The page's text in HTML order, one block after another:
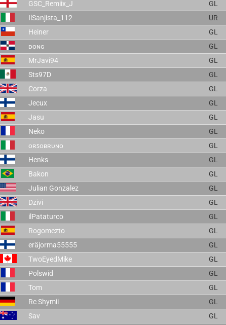
GSC_Remiix_J GL
IlSanjista_112 UR
Heiner GL
ᴅᴏɴɢ GL
MrJavi94 GL
Sts97D GL
Corza GL
Jecux GL
Jasu GL
Neko GL
ᴏʀꜱᴏʙʀᴜɴᴏ GL
Henks GL
Bakon GL
Julian Gonzalez GL
Dzivi GL
ilPataturco GL
Rogomezto GL
eräjorma55555 GL
TwoEyedMike GL
Polswid GL
Tom GL
Rc Shymii GL
Sav GL